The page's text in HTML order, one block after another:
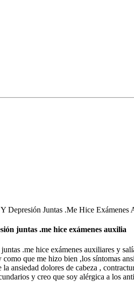
Depresión Juntas .Me Hice Exámenes
juntas .me hice exámenes auxilia
.me hice exámenes auxiliares y
que me hizo bien ,los síntomas
ansiedad dolores de cabeza ,
y creo que soy alérgica a los